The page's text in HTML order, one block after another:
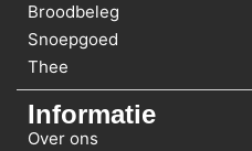
Broodbeleg
Snoepgoed
Thee
Informatie
Over ons